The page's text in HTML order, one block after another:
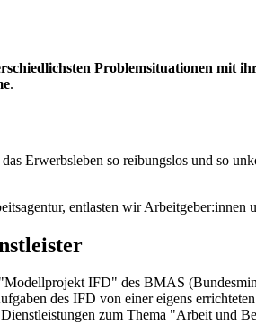
Problemsituationen
.
Erwerbsleben so reibungslos und so
entlasten wir
IFD" des BMAS
des IFD von einer eigens
zum Thema "Arbeit und